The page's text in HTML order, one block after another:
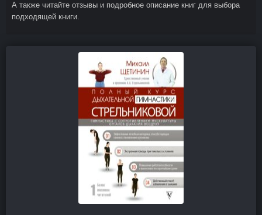
А также читайте отзывы и подробное описание книг для выбора
подходящей книги.